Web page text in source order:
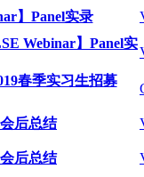
】Panel实录
Webinar】Panel实
春季实习生招募
后总结
后总结